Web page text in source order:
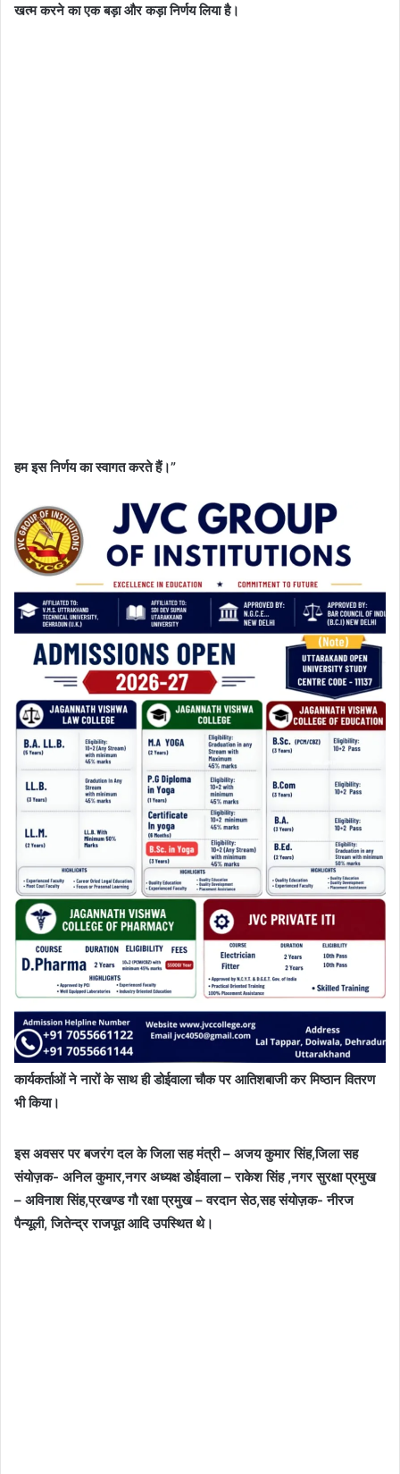
खत्म करने का एक बड़ा और कड़ा निर्णय लिया है।
हम इस निर्णय का स्वागत करते हैं।”
कार्यकर्ताओं ने नारों के साथ ही डोईवाला चौक पर आतिशबाजी कर मिष्ठान वितरण
भी किया।
इस अवसर पर बजरंग दल के जिला सह मंत्री – अजय कुमार सिंह,जिला सह
संयोज़क- अनिल कुमार,नगर अध्यक्ष डोईवाला – राकेश सिंह ,नगर सुरक्षा प्रमुख
– अविनाश सिंह,प्रखण्ड गौ रक्षा प्रमुख – वरदान सेठ,सह संयोज़क- नीरज
पैन्यूली, जितेन्द्र राजपूत आदि उपस्थित थे।